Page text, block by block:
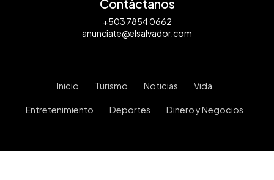
Contáctanos
+503 7854 0662
anunciate@elsalvador.com
Inicio Turismo Noticias Vida
Entretenimiento Deportes Dinero y Negocios